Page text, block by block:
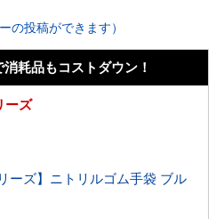
の投稿ができます）
耗品もコストダウン！
ーズ
ーズ】ニトリルゴム手袋 ブル